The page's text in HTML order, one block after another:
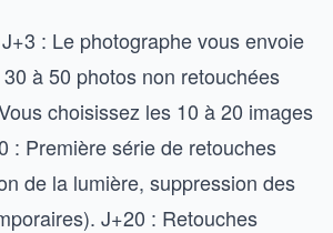
: Le photographe vous envoie
à 50 photos non retouchées
choisissez les 10 à 20 images
: Première série de retouches
de la lumière, suppression des
J+20 : Retouches